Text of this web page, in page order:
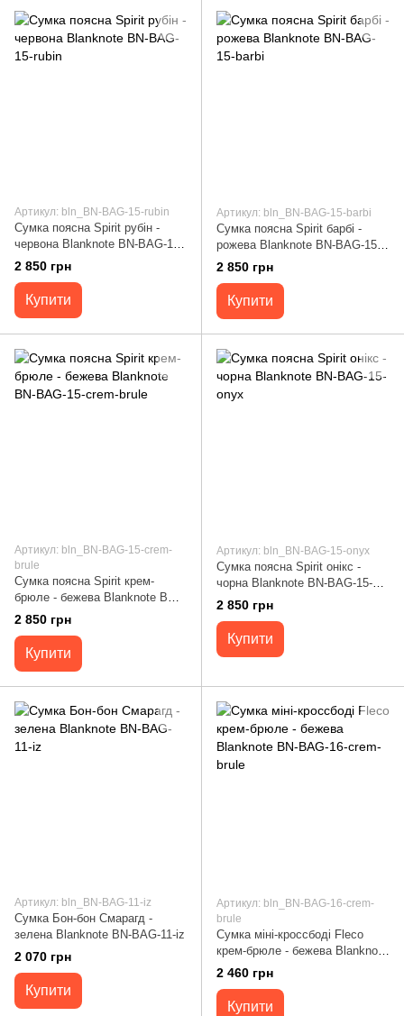
Артикул: bln_BN-BAG-15-rubin
Сумка поясна Spirit рубін -
червона Blanknote BN-BAG-15-
rubin
2 850 грн
Купити
Артикул: bln_BN-BAG-15-barbi
Сумка поясна Spirit барбі -
рожева Blanknote BN-BAG-15-
barbi
2 850 грн
Купити
Артикул: bln_BN-BAG-15-crem-
brule
Сумка поясна Spirit крем-
брюле - бежева Blanknote BN-
BAG-15-crem-brule
2 850 грн
Купити
Артикул: bln_BN-BAG-15-onyx
Сумка поясна Spirit онікс -
чорна Blanknote BN-BAG-15-
onyx
2 850 грн
Купити
Артикул: bln_BN-BAG-11-iz
Сумка Бон-бон Смарагд -
зелена Blanknote BN-BAG-11-iz
2 070 грн
Купити
Артикул: bln_BN-BAG-16-crem-
brule
Сумка міні-кроссбоді Fleco
крем-брюле - бежева Blanknote
BN-BAG-16-crem-brule
2 460 грн
Купити